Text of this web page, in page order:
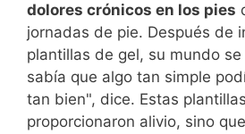
dolores crónicos en los pies
jornadas de pie. Después de
plantillas de gel, su mundo
sabía que algo tan simple
tan bien", dice. Estas
proporcionaron alivio, sino